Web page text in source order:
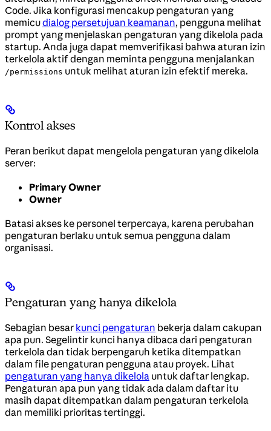
Code. Jika konfigurasi mencakup pengaturan yang
memicudialog persetujuan keamanan, pengguna melihat
prompt yang menjelaskan pengaturan yang dikelola pada
startup. Anda juga dapat memverifikasi bahwa aturan izin
terkelola aktif dengan meminta pengguna menjalankan
/permissions untuk melihat aturan izin efektif mereka.
Kontrol akses
Peran berikut dapat mengelola pengaturan yang dikelola
server:
Primary Owner
Owner
Batasi akses ke personel terpercaya, karena perubahan
pengaturan berlaku untuk semua pengguna dalam
organisasi.
Pengaturan yang hanya dikelola
Sebagian besar kunci pengaturan bekerja dalam cakupan
apa pun. Segelintir kunci hanya dibaca dari pengaturan
terkelola dan tidak berpengaruh ketika ditempatkan
dalam file pengaturan pengguna atau proyek. Lihat
pengaturan yang hanya dikelola untuk daftar lengkap.
Pengaturan apa pun yang tidak ada dalam daftar itu
masih dapat ditempatkan dalam pengaturan terkelola
dan memiliki prioritas tertinggi.